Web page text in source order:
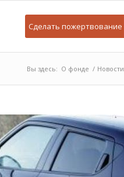
Сделать пожертвование
Вы здесь: О фонде / Новости